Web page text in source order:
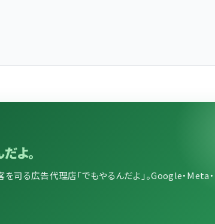
よ。
る広告代理店「でもやるんだよ」。Google・Meta・